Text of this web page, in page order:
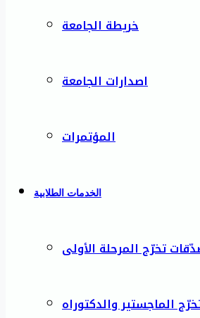
خريطة الجامعة
اصدارات الجامعة
المؤتمرات
الخدمات الطلابية
تخرّج المرحلة الأولى
الماجستير والدكتوراه